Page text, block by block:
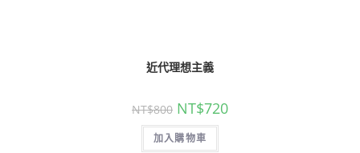
近代理想主義
NT$800 NT$720
加入購物車